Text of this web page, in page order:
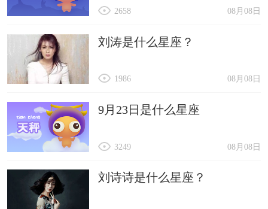
08月08日
2658
刘涛是什么星座？
08月08日
1986
9月23日是什么星座
08月08日
3249
刘诗诗是什么星座？